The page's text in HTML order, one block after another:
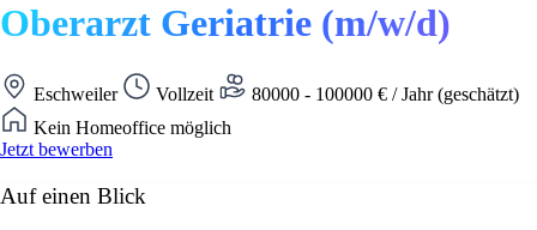
Oberarzt Geriatrie (m/w/d)
Eschweiler Vollzeit
80000 - 100000 € / Jahr (geschätzt)
Kein Homeoffice möglich
Jetzt bewerben
Auf einen Blick